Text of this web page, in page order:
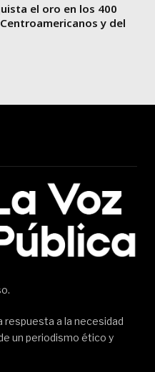
el oro en los 400
y del
respuesta a la necesidad
un periodismo ético y